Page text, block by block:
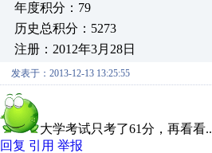
年度积分：79
历史总积分：5273
注册：2012年3月28日
发表于：2013-12-13 13:25:55
大学考试只考了61分，再看看
回复 引用 举报